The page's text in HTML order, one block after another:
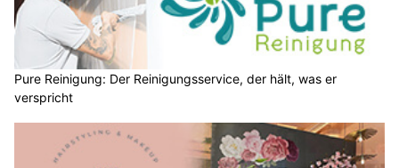
Pure Reinigung: Der Reinigungsservice, der hält, was er
verspricht